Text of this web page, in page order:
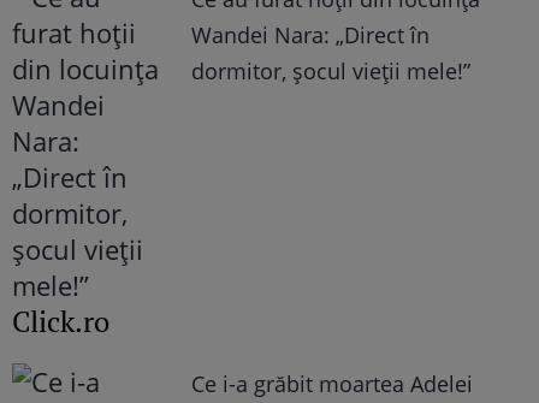
Wandei Nara: „Direct în
dormitor, șocul vieții mele!”
Click.ro
Ce i-a grăbit moartea Adelei